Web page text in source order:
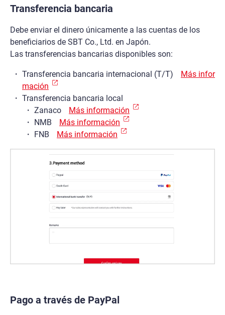
Transferencia bancaria
Debe enviar el dinero únicamente a las cuentas de los
beneficiarios de SBT Co., Ltd. en Japón.
Las transferencias bancarias disponibles son:
Transferencia bancaria internacional (T/T)
Más infor
mación
Transferencia bancaria local
Zanaco
Más información
NMB
Más información
FNB
Más información
Pago a través de PayPal